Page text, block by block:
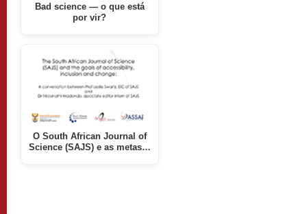
Bad science — o que está
por vir?
O South African Journal of
Science (SAJS) e as metas…